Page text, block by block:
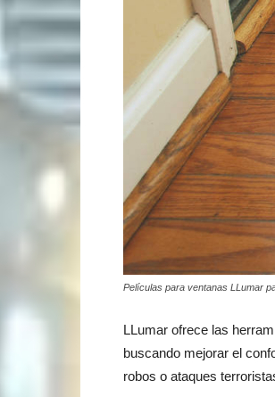
Películas para ventanas LLumar
LLumar ofrece las
buscando mejorar el
robos o ataques